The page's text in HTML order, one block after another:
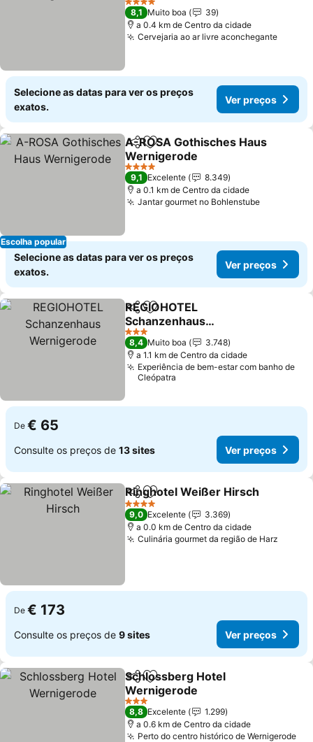
4 Estrelas
8,1 Muito boa
39
a 0.4 km de Centro da cidade
Cervejaria ao ar livre aconchegante
Selecione as datas para ver os preços
exatos.
Ver preços
Escolha popular
PartilharAdicionar aos favoritos
A-ROSA Gothisches Haus
Wernigerode
4 Estrelas
9,1 Excelente
8.349
a 0.1 km de Centro da cidade
Jantar gourmet no Bohlenstube
Selecione as datas para ver os preços
exatos.
Ver preços
PartilharAdicionar aos favoritos
REGIOHOTEL
Schanzenhaus
Wernigerode
3 Estrelas
8,4 Muito boa
3.748
a 1.1 km de Centro da cidade
Experiência de bem-estar com banho de
Cleópatra
De € 65
Consulte os preços de 13 sites Ver preços
PartilharAdicionar aos favoritos
Ringhotel Weißer Hirsch
4 Estrelas
9,0 Excelente
3.369
a 0.0 km de Centro da cidade
Culinária gourmet da região de Harz
De € 173
Consulte os preços de 9 sites Ver preços
PartilharAdicionar aos favoritos
Schlossberg Hotel
Wernigerode
3 Estrelas
8,8 Excelente
1.299
a 0.6 km de Centro da cidade
Perto do centro histórico de Wernigerode